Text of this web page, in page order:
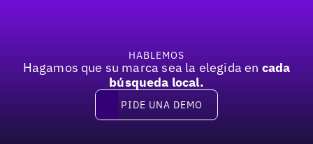
HABLEMOS
Hagamos que su marca sea la elegida en cada
búsqueda local.
Pide una demo
PIDE UNA DEMO